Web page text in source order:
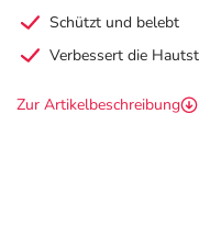
Schützt und belebt
Verbessert die
Zur Artikelbeschreibung